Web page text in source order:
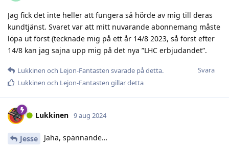
Jag fick det inte heller att fungera så hörde av mig till deras
kundtjänst. Svaret var att mitt nuvarande abonnemang måste
löpa ut först (tecknade mig på ett år 14/8 2023, så först efter
14/8 kan jag sajna upp mig på det nya ”LHC erbjudandet”.
Svara
Lukkinen och Lejon-Fantasten svarade på detta.
Lukkinen och Lejon-Fantasten gillar detta
Lukkinen 9 aug 2024
Jesse Jaha, spännande…